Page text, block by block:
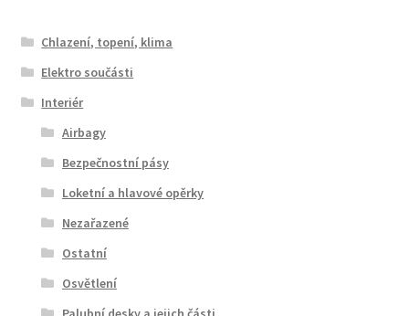
Chlazení, topení, klima
Elektro součásti
Interiér
Airbagy
Bezpečnostní pásy
Loketní a hlavové opěrky
Nezařazené
Ostatní
Osvětlení